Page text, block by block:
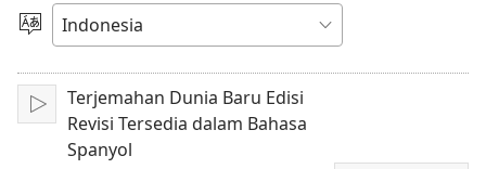
video
Pilih
Bahasa
Mainkan
Terjemahan Dunia Baru Edisi
Revisi Tersedia dalam Bahasa
Spanyol